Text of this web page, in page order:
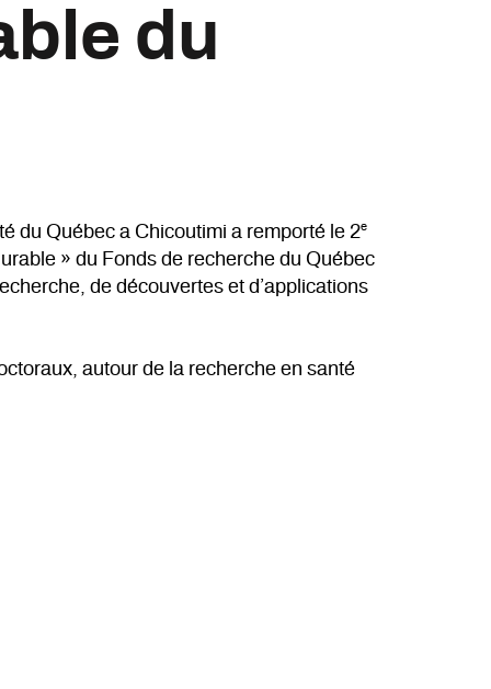
du
du Québec a Chicoutimi a remporté le 2e
» du Fonds de recherche du Québec
de découvertes et d’applications
autour de la recherche en santé